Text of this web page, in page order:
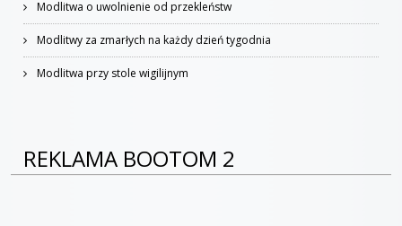
Modlitwa o uwolnienie od przekleństw
Modlitwy za zmarłych na każdy dzień tygodnia
Modlitwa przy stole wigilijnym
REKLAMA BOOTOM 2